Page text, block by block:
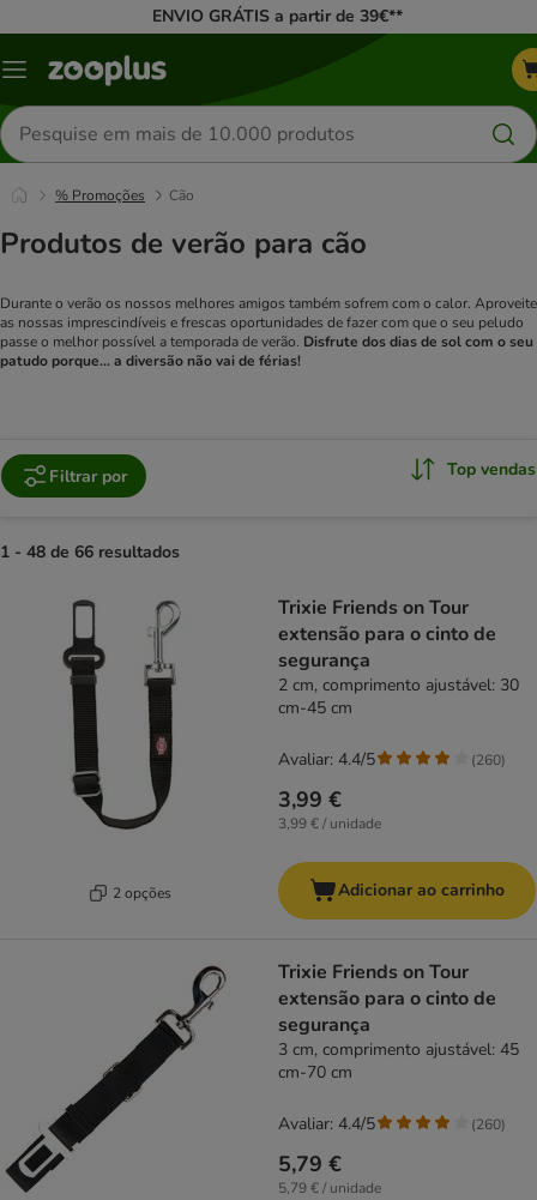
ENVIO GRÁTIS a partir de 39€**
Menu
Pesquisar
produtos
% Promoções Cão
Produtos de verão para cão
Durante o verão os nossos melhores amigos também sofrem com o calor. Aproveite
as nossas imprescindíveis e frescas oportunidades de fazer com que o seu peludo
passe o melhor possível a temporada de verão. Disfrute dos dias de sol com o seu
patudo porque... a diversão não vai de férias!
Filtrar por Top vendas
1 - 48 de 66 resultados
2 opções
Trixie Friends on Tour
extensão para o cinto de
segurança
2 cm, comprimento ajustável: 30
cm-45 cm
3,99 €
3,99 € / unidade
Avaliar: 4.4/5 (260)
Adicionar ao carrinho
Trixie Friends on Tour
extensão para o cinto de
segurança
3 cm, comprimento ajustável: 45
cm-70 cm
5,79 €
5,79 € / unidade
Avaliar: 4.4/5 (260)